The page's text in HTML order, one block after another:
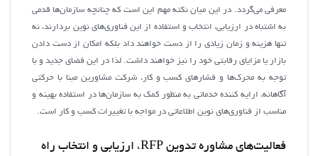
معرفي مي‌گردد. در اين ميان نكته مهم اين است كه چنانچه سازمان‌ها قدمي
به اشتباه در ارزيابي، انتخاب و استفاده از اين فناوري‌هاي نوين بردارند، نه
تنها هزينه و زمان زيادي را از دست خواهند داد بلكه امكان از دست دادن
بازار يا مزاياي رقابتي خود را نيز خواهند داشت. لذا در اين فضاي جديد و با
توجه به محرك‌ها و فشارهاي كسب و كار، شركت مشاورين مبنا با حركتي
آگاهانه، ارايه كننده خدماتي به منظور كمك به سازمان‌ها در استفاده بهينه و
مناسب از فناوري‌هاي نوين اطلاعاتي در مواجه با تغييرات كسب و كار است.
فعاليت‌هاي مشاوره تدوین RFP، ارزیابی و انتخاب راه